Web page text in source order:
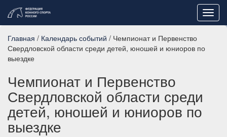
Главная / Календарь событий / Чемпионат и Первенство
Свердловской области среди детей, юношей и юниоров по
выездке
Чемпионат и Первенство
Свердловской области среди
детей, юношей и юниоров по
выездке